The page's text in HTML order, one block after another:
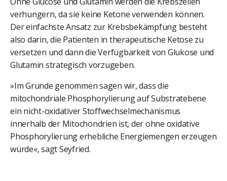
verhungern, da sie keine Ketone verwenden können.
Der einfachste Ansatz zur Krebsbekämpfung besteht
also darin, die Patienten in therapeutische Ketose zu
versetzen und dann die Verfügbarkeit von Glukose und
Glutamin strategisch vorzugeben.
»Im Grunde genommen sagen wir, dass die
mitochondriale Phosphorylierung auf Substratebene
ein nicht-oxidativer Stoffwechselmechanismus
innerhalb der Mitochondrien ist, der ohne oxidative
Phosphorylierung erhebliche Energiemengen erzeugen
würde«, sagt Seyfried.